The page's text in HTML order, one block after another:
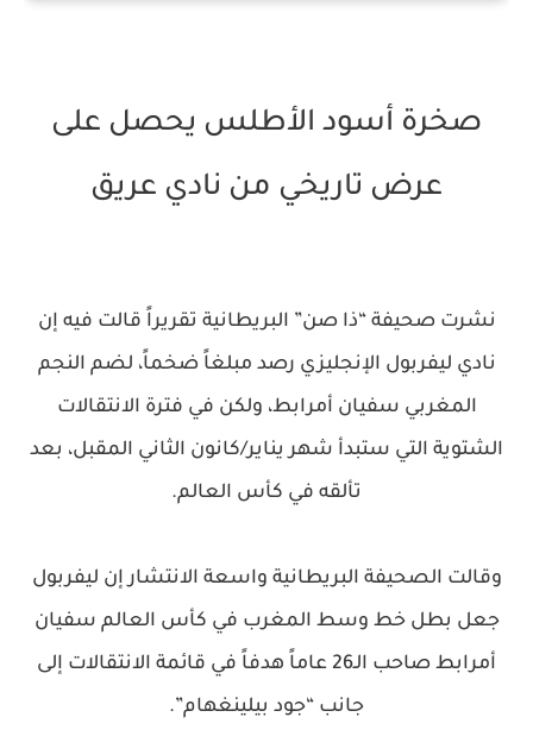
صخرة أسود الأطلس يحصل على
عرض تاريخي من نادي عريق
نشرت صحيفة “ذا صن” البريطانية تقريراً قالت فيه إن
نادي ليفربول الإنجليزي رصد مبلغاً ضخماً، لضم النجم
المغربي سفيان أمرابط، ولكن في فترة الانتقالات
الشتوية التي ستبدأ شهر يناير/كانون الثاني المقبل، بعد
تألقه في كأس العالم.
وقالت الصحيفة البريطانية واسعة الانتشار إن ليفربول
جعل بطل خط وسط المغرب في كأس العالم سفيان
أمرابط صاحب الـ26 عاماً هدفاً في قائمة الانتقالات إلى
جانب “جود بيلينغهام”.